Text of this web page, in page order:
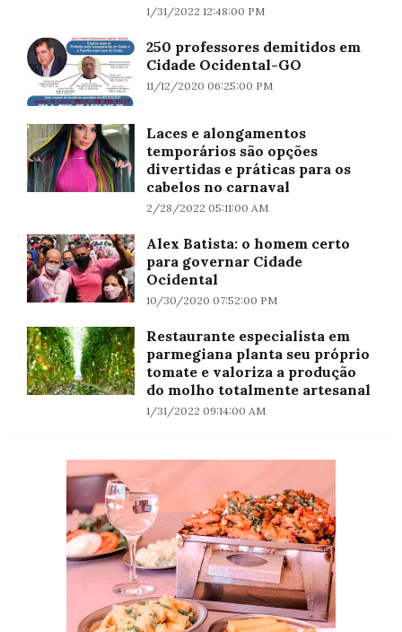
1/31/2022 12:48:00 PM
250 professores demitidos em
Cidade Ocidental-GO
11/12/2020 06:25:00 PM
Laces e alongamentos
temporários são opções
divertidas e práticas para os
cabelos no carnaval
2/28/2022 05:11:00 AM
Alex Batista: o homem certo
para governar Cidade
Ocidental
10/30/2020 07:52:00 PM
Restaurante especialista em
parmegiana planta seu próprio
tomate e valoriza a produção
do molho totalmente artesanal
1/31/2022 09:14:00 AM